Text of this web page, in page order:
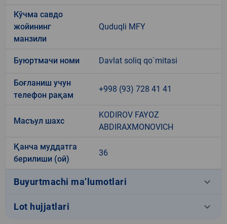
Кўчма савдо
жойининг
манзили
Quduqli MFY
Буюртмачи номи Davlat soliq qo`mitasi
Боғланиш учун
телефон рақам
+998 (93) 728 41 41
Масъул шахс
KODIROV FAYOZ
ABDIRAXMONOVICH
Қанча муддатга
берилиши (ой)
36
Buyurtmachi ma’lumotlari keyboard_arrow_down
Lot hujjatlari keyboard_arrow_down